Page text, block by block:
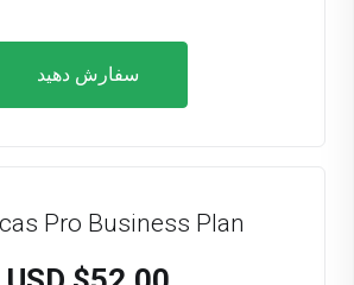
سفارش دهید
Pro Business Plan